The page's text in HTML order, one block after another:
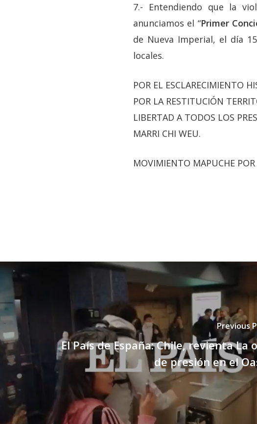
7.- Entendiendo que la
anunciamos el “Primer
de Nueva Imperial, el día
locales.
POR EL ESCLARECIMIENTO
POR LA RESTITUCIÓN
LIBERTAD A TODOS LOS
MARRI CHI WEU.
MOVIMIENTO MAPUCHE
Previous
El País de España: Chile, revienta La
de presión en el